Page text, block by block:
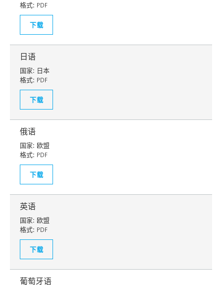
格式: PDF
下载
日语
国家: 日本
格式: PDF
下载
俄语
国家: 欧盟
格式: PDF
下载
英语
国家: 欧盟
格式: PDF
下载
葡萄牙语